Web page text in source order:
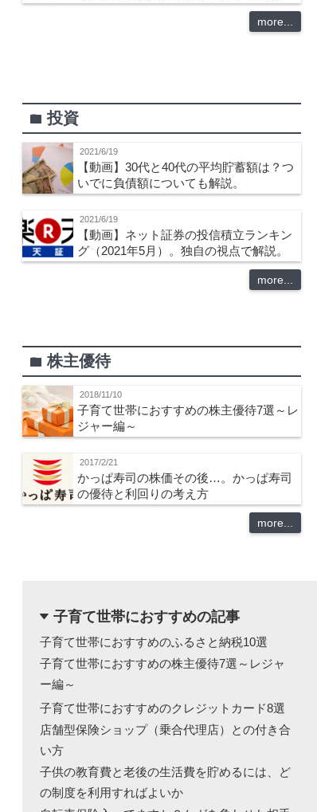
more...
folder 投資
2021/6/19
【動画】30代と40代の平均貯蓄額は？つ
いでに負債額についても解説。
2021/6/19
【動画】ネット証券の投信積立ランキン
グ（2021年5月）。独自の視点で解説。
more...
folder 株主優待
2018/11/10
子育て世帯におすすめの株主優待7選～レ
ジャー編～
2017/2/21
かっぱ寿司の株価その後…。かっぱ寿司
の優待と利回りの考え方
more...
dropdown 子育て世帯におすすめの記事
子育て世帯におすすめのふるさと納税10選
子育て世帯におすすめの株主優待7選～レジャ
ー編～
子育て世帯におすすめのクレジットカード8選
店舗型保険ショップ（乗合代理店）との付き合
い方
子供の教育費と老後の生活費を貯めるには、ど
の制度を利用すればよいか